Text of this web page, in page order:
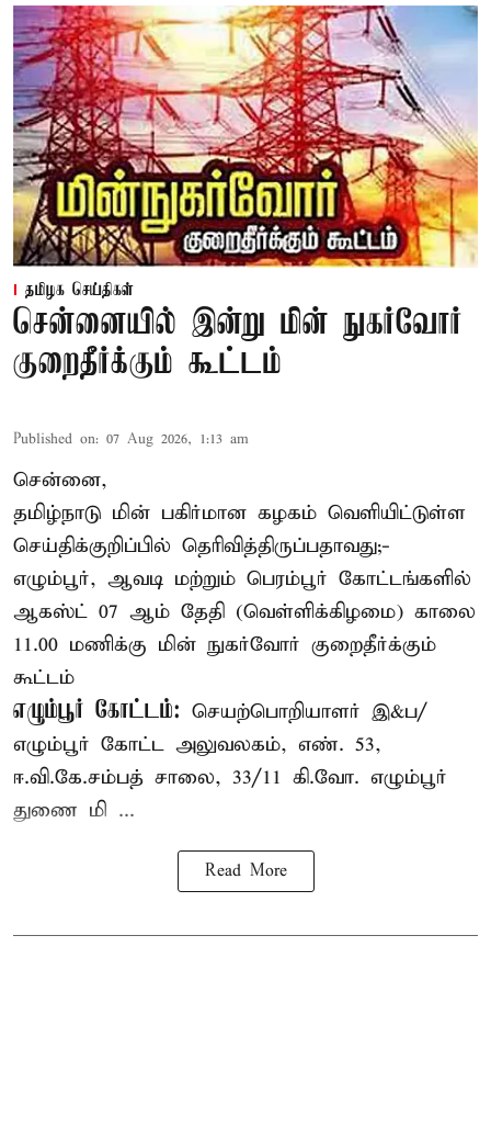
தமிழக செய்திகள்
சென்னையில் இன்று மின் நுகர்வோர்
குறைதீர்க்கும் கூட்டம்
Published on: 07 Aug 2026, 1:13 am
சென்னை,
தமிழ்நாடு மின் பகிர்மான கழகம் வெளியிட்டுள்ள
செய்திக்குறிப்பில் தெரிவித்திருப்பதாவது;-
எழும்பூர், ஆவடி மற்றும் பெரம்பூர் கோட்டங்களில்
ஆகஸ்ட் 07 ஆம் தேதி (வெள்ளிக்கிழமை) காலை
11.00 மணிக்கு மின் நுகர்வோர் குறைதீர்க்கும்
கூட்டம்
எழும்பூர் கோட்டம்: செயற்பொறியாளர் இ&ப/
எழும்பூர் கோட்ட அலுவலகம், எண். 53,
ஈ.வி.கே.சம்பத் சாலை, 33/11 கி.வோ. எழும்பூர்
துணை மி ...
Read More